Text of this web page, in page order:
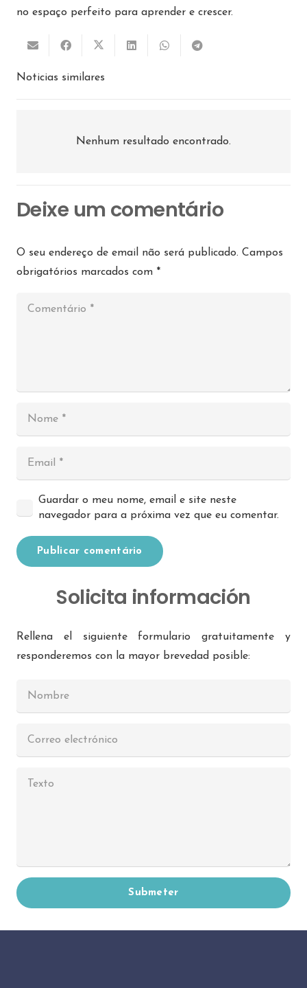
no espaço perfeito para aprender e crescer.
Noticias similares
Nenhum resultado encontrado.
Deixe um comentário
O seu endereço de email não será publicado. Campos
obrigatórios marcados com *
Guardar o meu nome, email e site neste
navegador para a próxima vez que eu comentar.
Publicar comentário
Solicita información
Rellena el siguiente formulario gratuitamente y
responderemos con la mayor brevedad posible:
Submeter